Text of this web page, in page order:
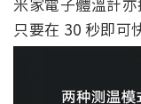
只要在 30 秒即可